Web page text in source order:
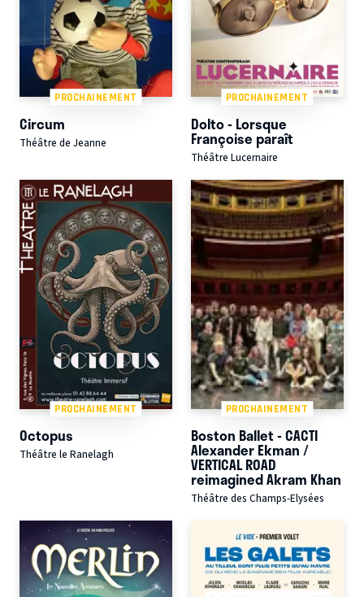
PROCHAINEMENT
Circum
Théâtre de Jeanne
PROCHAINEMENT
Dolto - Lorsque
Françoise paraît
Théâtre Lucernaire
PROCHAINEMENT
Octopus
Théâtre le Ranelagh
PROCHAINEMENT
Boston Ballet - CACTI
Alexander Ekman /
VERTICAL ROAD
reimagined Akram Khan
Théâtre des Champs-Elysées